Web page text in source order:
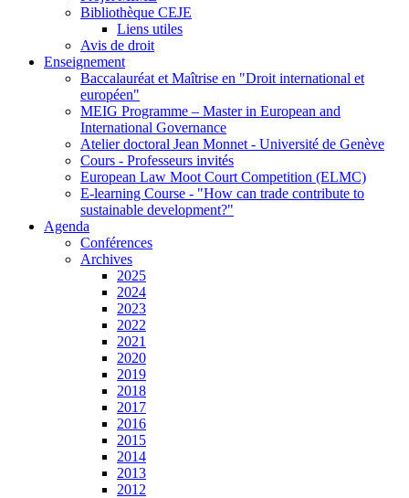
Bibliothèque CEJE
Liens utiles
Avis de droit
Enseignement
Baccalauréat et Maîtrise en "Droit international et
européen"
MEIG Programme – Master in European and
International Governance
Atelier doctoral Jean Monnet - Université de Genève
Cours - Professeurs invités
European Law Moot Court Competition (ELMC)
E-learning Course - "How can trade contribute to
sustainable development?"
Agenda
Conférences
Archives
2025
2024
2023
2022
2021
2020
2019
2018
2017
2016
2015
2014
2013
2012